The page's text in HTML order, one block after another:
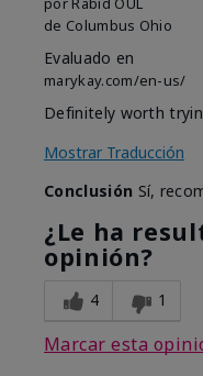
de Columbus Ohio
Evaluado en
marykay.com/en-us/
Definitely worth
Mostrar Traducción
Conclusión Sí,
¿Le ha
opinión?
4 1
Marcar esta